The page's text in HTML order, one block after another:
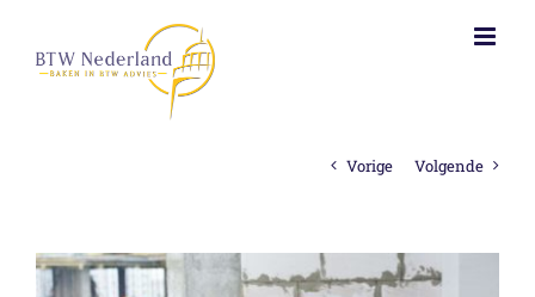
inhoud
Vorige Volgende